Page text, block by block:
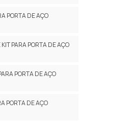
PORTA DE AÇO
PARA PORTA DE AÇO
PORTA DE AÇO
PORTA DE AÇO